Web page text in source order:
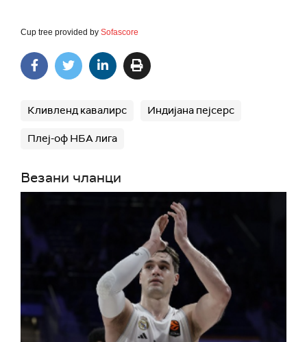
Cup tree provided by Sofascore
Кливленд кавалирс Индијана пејсерс
Плеј-оф НБА лига
Везани чланци